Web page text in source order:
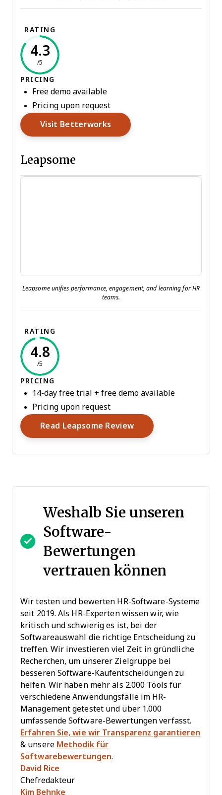
RATING
4.3
/5
PRICING
Free demo available
Pricing upon request
Visit Betterworks Opens New Window
Leapsome
Leapsome unifies performance, engagement, and learning for HR
teams.
RATING
4.8
/5
PRICING
14-day free trial + free demo available
Pricing upon request
Read Leapsome ReviewOpens New Window
Weshalb Sie unseren
Software-
Bewertungen
vertrauen können
Wir testen und bewerten HR-Software-Systeme
seit 2019. Als HR-Experten wissen wir, wie
kritisch und schwierig es ist, bei der
Softwareauswahl die richtige Entscheidung zu
treffen. Wir investieren viel Zeit in gründliche
Recherchen, um unserer Zielgruppe bei
besseren Software-Kaufentscheidungen zu
helfen. Wir haben mehr als 2.000 Tools für
verschiedene Anwendungsfälle im HR-
Management getestet und über 1.000
umfassende Software-Bewertungen verfasst.
Erfahren Sie, wie wir Transparenz garantieren
& unsere Methodik für
Softwarebewertungen.
David Rice
Chefredakteur
Kim Behnke